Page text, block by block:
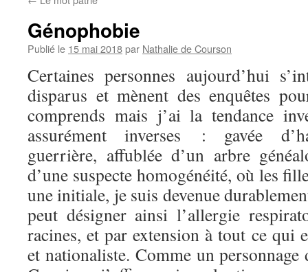
Génophobie
Publié le 15 mai 2018par Nathalie de Courson
Certaines personnes aujourd’hui
disparus et mènent des enquêtes
comprends mais j’ai la tendance
assurément inverses : gavée
guerrière, affublée d’un arbre
d’une suspecte homogénéité, où les
une initiale, je suis devenue
peut désigner ainsi l’allergie
racines, et par extension à tout ce qui
et nationaliste. Comme un